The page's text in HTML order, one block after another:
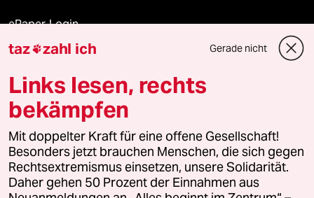
ePaper Login
Downloads für Abonnierende
© 2026 taz Verlags und Vertriebs GmbH
Alle Rechte vorbehalten. Bei rechtlichen Fragen oder für Genehmigungen
wenden Sie sich bitte an
lizenzen@taz.de
Feedback Redaktionsstatut Kommune-Richtlinien
taz zahl ich Gerade nicht
Links lesen, rechts
bekämpfen
Mit doppelter Kraft für eine offene Gesellschaft!
Besonders jetzt brauchen Menschen, die sich gegen
Rechtsextremismus einsetzen, unsere Solidarität.
Daher gehen 50 Prozent der Einnahmen aus